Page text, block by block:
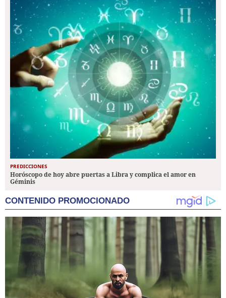
PREDICCIONES
Horóscopo de hoy abre puertas a Libra y complica el amor en
Géminis
CONTENIDO PROMOCIONADO